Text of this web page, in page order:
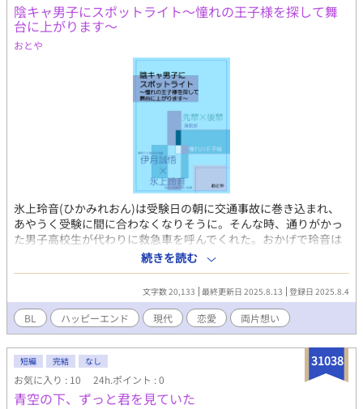
陰キャ男子にスポットライト〜憧れの王子様を探して舞
台に上がります〜
おとや
氷上玲音(ひかみれおん)は受験日の朝に交通事故に巻き込まれ、
あやうく受験に間に合わなくなりそうに。そんな時、通りがかっ
た男子高校生が代わりに救急車を呼んでくれた。おかげで玲音は
試験に間に合い、無事葉佐高校に合格。助けてくれた彼は葉佐高
の制服を着ていたから先輩に違いない。入学したらきっと会え
る！ けれど彼はなかなか見つからなくて……。
続きを読む
文字数 20,133 最終更新日 2025.8.13 登録日 2025.8.4
BL ハッピーエンド 現代 恋愛 両片想い
31038
短編 完結 なし
お気に入り : 10 24h.ポイント : 0
青空の下、ずっと君を見ていた